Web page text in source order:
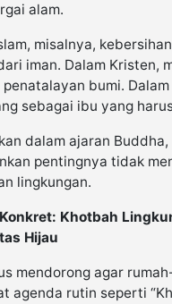
alam.
misalnya,
iman. Dalam Kristen,
bumi.
sebagai ibu yang
dalam ajaran
pentingnya tidak
lingkungan.
Khotbah
Hijau
mendorong agar
agenda rutin seperti